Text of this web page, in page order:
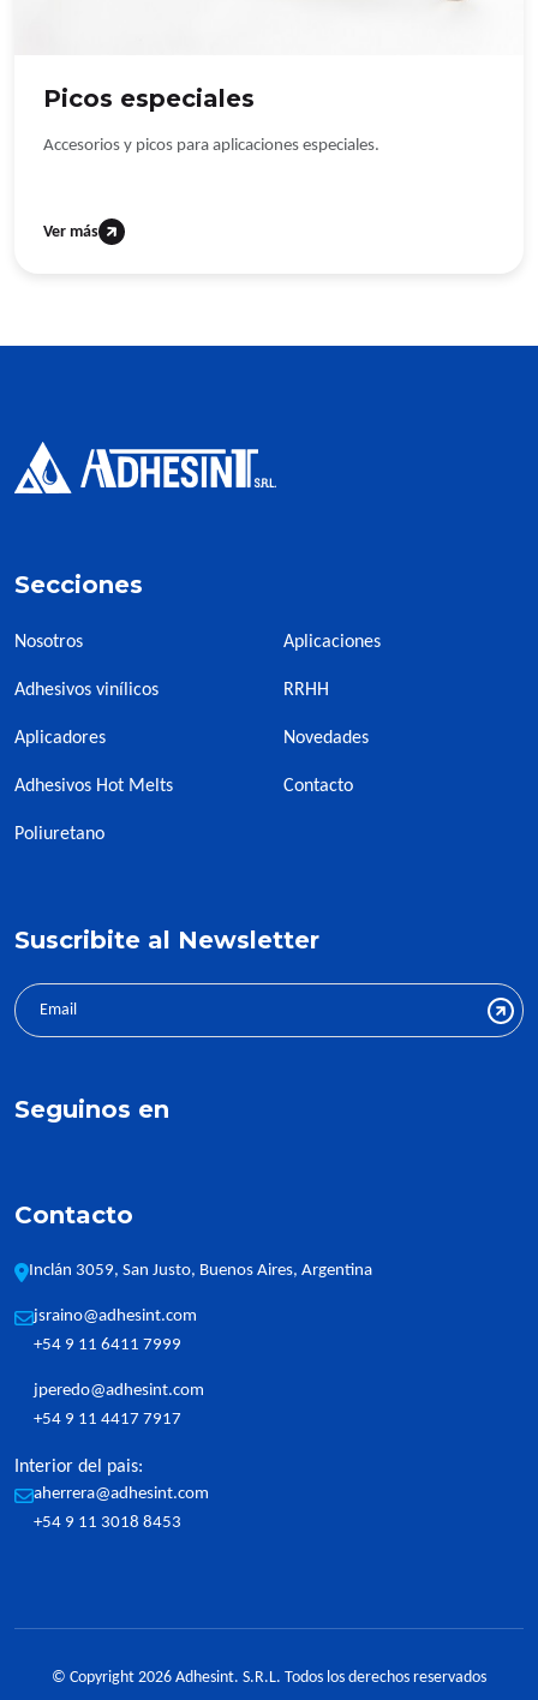
Picos especiales
Accesorios y picos para aplicaciones especiales.
Ver más
Secciones
Nosotros
Adhesivos vinílicos
Aplicadores
Adhesivos Hot Melts
Poliuretano
Aplicaciones
RRHH
Novedades
Contacto
Suscribite al Newsletter
Seguinos en
Contacto
Inclán 3059, San Justo, Buenos Aires, Argentina
jsraino@adhesint.com
+54 9 11 6411 7999
jperedo@adhesint.com
+54 9 11 4417 7917
Interior del pais:
aherrera@adhesint.com
+54 9 11 3018 8453
© Copyright 2026 Adhesint. S.R.L. Todos los derechos reservados